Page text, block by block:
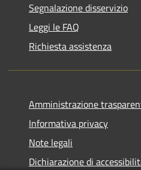
Segnalazione disservizio
Leggi le FAQ
Richiesta assistenza
Amministrazione
Informativa privacy
Note legali
Dichiarazione di